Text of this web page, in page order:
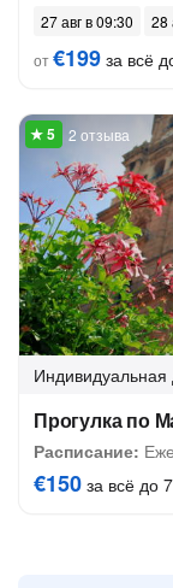
27 авг в 09:30
28
от€199 за всё
2 отзыва
Индивидуальная
Прогулка по
Расписание:
€150 за всё до